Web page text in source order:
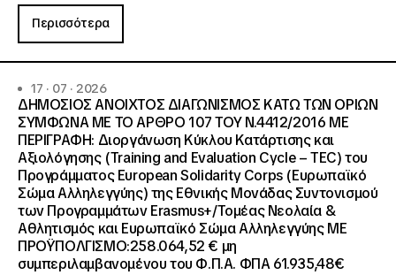
Περισσότερα
17 · 07 · 2026
ΔΗΜΟΣΙΟΣ ΑΝΟΙΧΤΟΣ ΔΙΑΓΩΝΙΣΜΟΣ ΚΑΤΩ ΤΩΝ ΟΡΙΩΝ
ΣΥΜΦΩΝΑ ΜΕ ΤΟ ΑΡΘΡΟ 107 ΤΟΥ Ν.4412/2016 ΜΕ
ΠΕΡΙΓΡΑΦΗ: Διοργάνωση Κύκλου Κατάρτισης και
Αξιολόγησης (Training and Evaluation Cycle – TEC) του
Προγράμματος European Solidarity Corps (Ευρωπαϊκό
Σώμα Αλληλεγγύης) της Εθνικής Μονάδας Συντονισμού
των Προγραμμάτων Erasmus+/Τομέας Νεολαία &
Αθλητισμός και Ευρωπαϊκό Σώμα Αλληλεγγύης ΜΕ
ΠΡΟΫΠΟΛΓΙΣΜΟ:258.064,52 € μη
συμπεριλαμβανομένου του Φ.Π.Α. ΦΠΑ 61.935,48€